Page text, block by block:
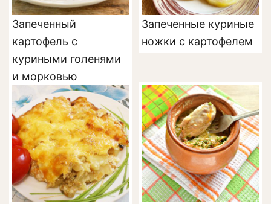
Запеченный
картофель с
куриными голенями
и морковью
Запеченные куриные
ножки с картофелем